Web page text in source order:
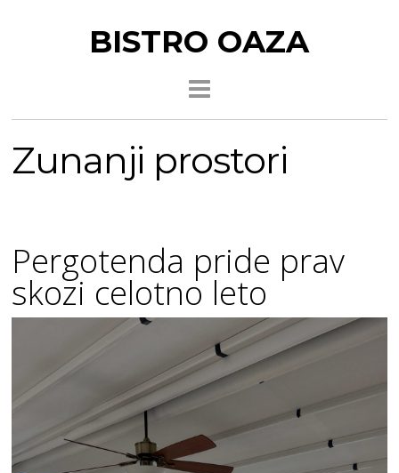
BISTRO OAZA
Zunanji prostori
Pergotenda pride prav
skozi celotno leto